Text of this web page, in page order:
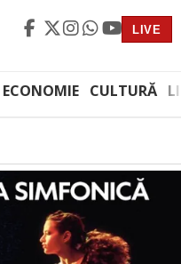
LIVE
ECONOMIE CULTURĂ